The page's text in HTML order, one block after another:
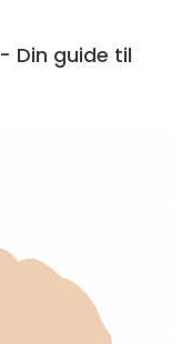
Din guide til